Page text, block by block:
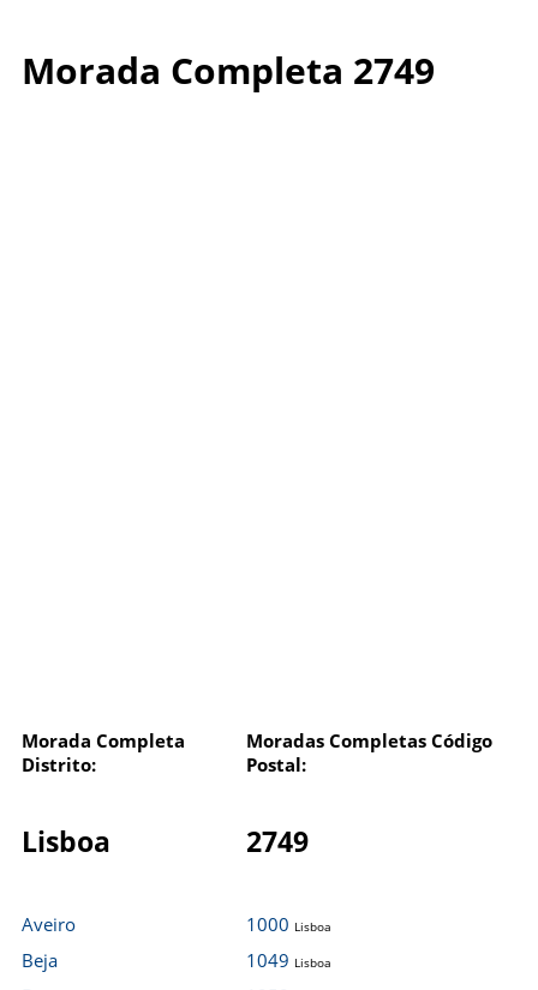
Morada Completa 2749
Morada Completa
Distrito:
Moradas Completas Código
Postal:
Lisboa 2749
Aveiro
Beja
1000 Lisboa
1049 Lisboa